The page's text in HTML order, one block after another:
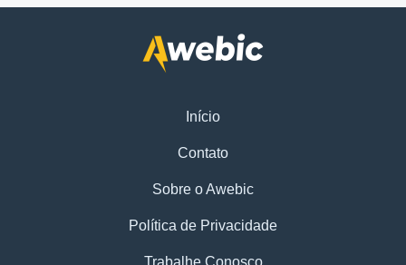
Início
Contato
Sobre o Awebic
Política de Privacidade
Trabalhe Conosco